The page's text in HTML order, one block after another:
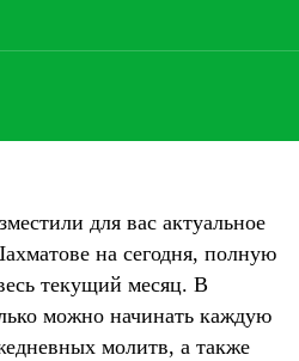
для вас актуальное
на сегодня, полную
текущий месяц. В
можно начинать каждую
молитв, а также